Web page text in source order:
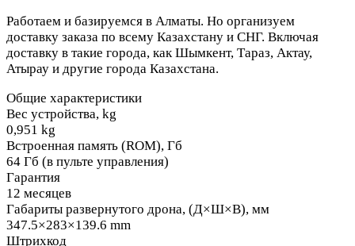
Работаем и базируемся в Алматы. Но организуем
доставку заказа по всему Казахстану и СНГ. Включая
доставку в такие города, как Шымкент, Тараз, Актау,
Атырау и другие города Казахстана.
Общие характеристики
Вес устройства, kg
0,951 kg
Встроенная память (ROM), Гб
64 Гб (в пульте управления)
Гарантия
12 месяцев
Габариты развернутого дрона, (Д×Ш×В), мм
347.5×283×139.6 mm
Штрихкод